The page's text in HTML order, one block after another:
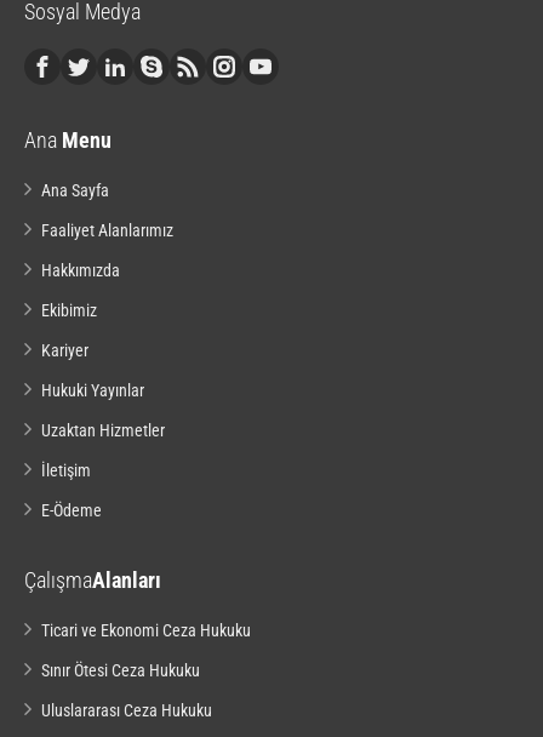
Sosyal Medya
Ana Menu
Ana Sayfa
Faaliyet Alanlarımız
Hakkımızda
Ekibimiz
Kariyer
Hukuki Yayınlar
Uzaktan Hizmetler
İletişim
E-Ödeme
ÇalışmaAlanları
Ticari ve Ekonomi Ceza Hukuku
Sınır Ötesi Ceza Hukuku
Uluslararası Ceza Hukuku